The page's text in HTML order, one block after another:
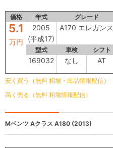
価格 年式 グレード
5.1
万円
2005
(平成17)
A170 エレガンス
型式 車検 シフト
169032 なし AT
安く買う（無料 相場・出品情報配信）
高く売る（無料 相場情報配信）
Mベンツ Aクラス A180 (2013)